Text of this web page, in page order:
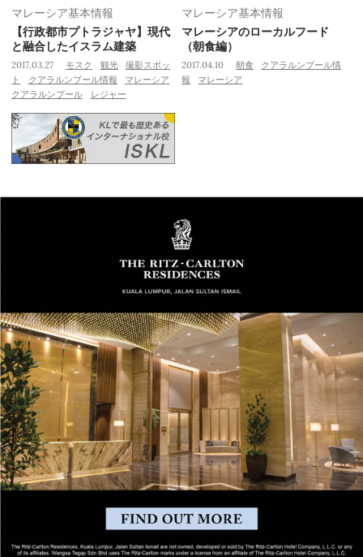
マレーシア基本情報
【行政都市プトラジャヤ】現代
と融合したイスラム建築
2017.03.27 モスク 観光
撮影スポッ
ト
クアラルンプール情報
マレーシア
クアラルンプール
レジャー
マレーシア基本情報
マレーシアのローカルフード
（朝食編）
2017.04.10 朝食
クアラルンプール情
報
マレーシア